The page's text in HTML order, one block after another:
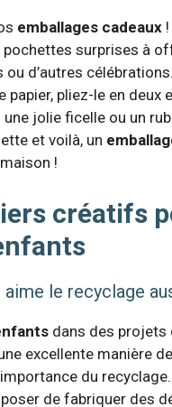
emballages cadeaux
pochettes surprises à
ou d’autres
papier, pliez-le en deux
jolie ficelle ou un
et voilà, un
!
créatifs
aime le recyclage
dans des projets
excellente manière
du
de fabriquer des